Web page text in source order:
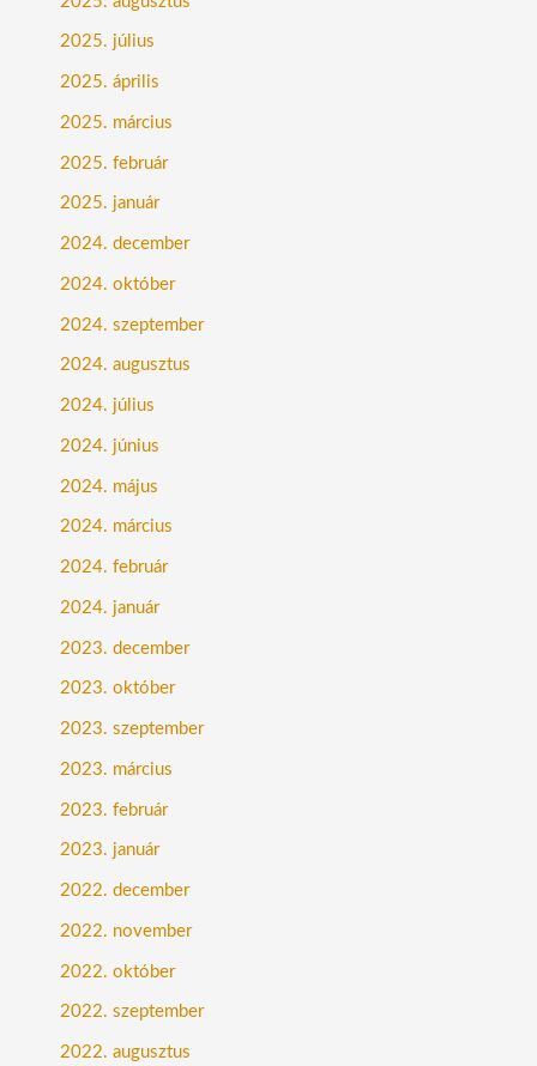
2025. július
2025. április
2025. március
2025. február
2025. január
2024. december
2024. október
2024. szeptember
2024. augusztus
2024. július
2024. június
2024. május
2024. március
2024. február
2024. január
2023. december
2023. október
2023. szeptember
2023. március
2023. február
2023. január
2022. december
2022. november
2022. október
2022. szeptember
2022. augusztus